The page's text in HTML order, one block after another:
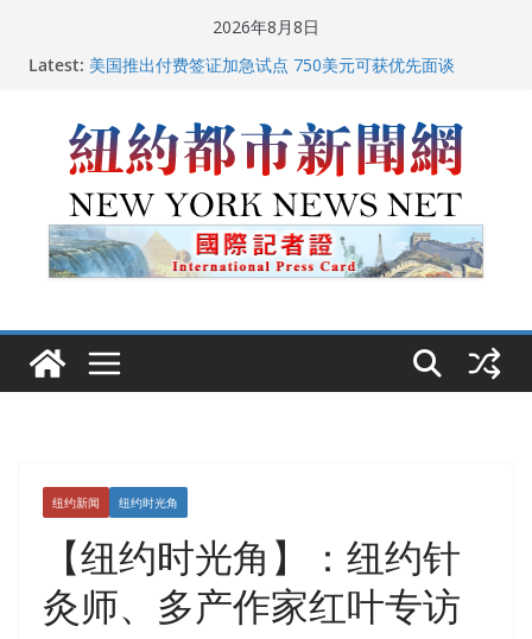
2026年8月8日
Latest: 再次访华
美国最高法院维持“出生公民权” : 出生在美国就是美国
人！
败刑事调查
纽约新闻 纽约时光角
【纽约时光角】：纽约针
灸师、多产作家红叶专访